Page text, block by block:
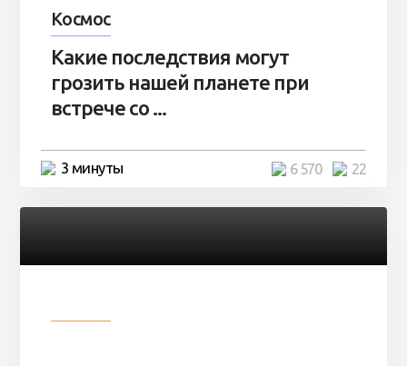
Космос
Какие последствия могут
грозить нашей планете при
встрече со ...
3 минуты 22
6 570